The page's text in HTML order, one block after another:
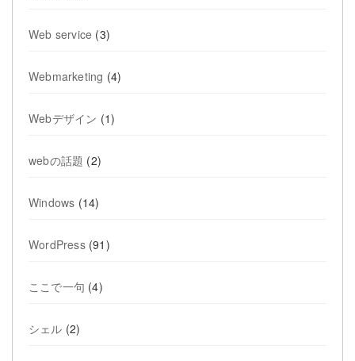
Web service (3)
Webmarketing (4)
Webデザイン (1)
webの話題 (2)
Windows (14)
WordPress(91)
ここで一句 (4)
シェル (2)